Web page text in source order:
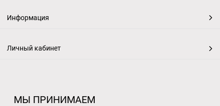
Информация
Личный кабинет
МЫ ПРИНИМАЕМ